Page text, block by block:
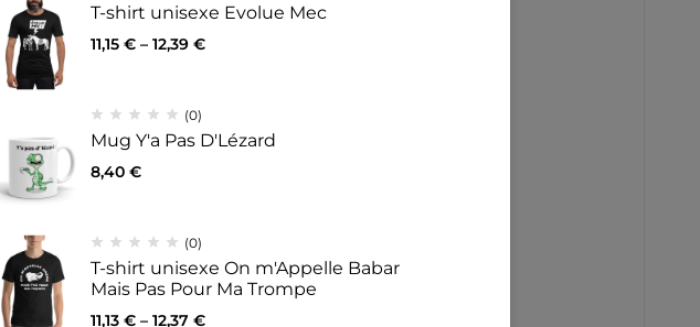
et Mexique
cassé plutôt que blanc vif.
T-shirt unisexe Evolue Mec
11,15 € – 12,39 €
(0)
Mug Y'a Pas D'Lézard
8,40 €
(0)
T-shirt unisexe On m'Appelle Babar
Mais Pas Pour Ma Trompe
11,13 € – 12,37 €